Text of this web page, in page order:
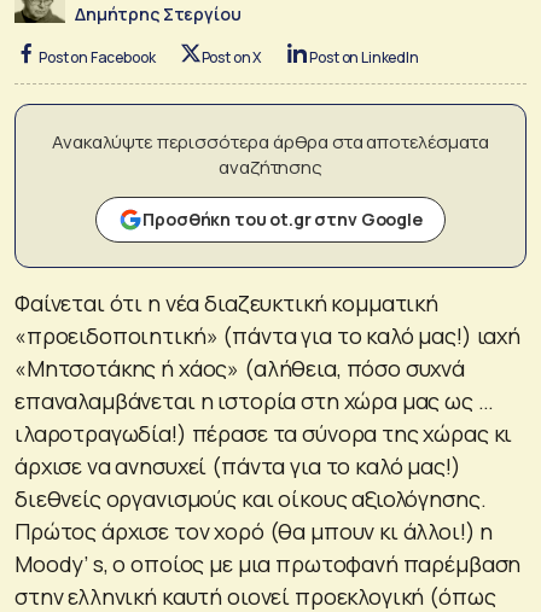
Δημήτρης Στεργίου
Post on Facebook Post on X Post on LinkedIn
Ανακαλύψτε περισσότερα άρθρα στα αποτελέσματα
αναζήτησης
Προσθήκη του ot.gr στην Google
Φαίνεται ότι η νέα διαζευκτική κομματική
«προειδοποιητική» (πάντα για το καλό μας!) ιαχή
«Μητσοτάκης ή χάος» (αλήθεια, πόσο συχνά
επαναλαμβάνεται η ιστορία στη χώρα μας ως …
ιλαροτραγωδία!) πέρασε τα σύνορα της χώρας κι
άρχισε να ανησυχεί (πάντα για το καλό μας!)
διεθνείς οργανισμούς και οίκους αξιολόγησης.
Πρώτος άρχισε τον χορό (θα μπουν κι άλλοι!) η
Moody’ s, ο οποίος με μια πρωτοφανή παρέμβαση
στην ελληνική καυτή οιονεί προεκλογική (όπως